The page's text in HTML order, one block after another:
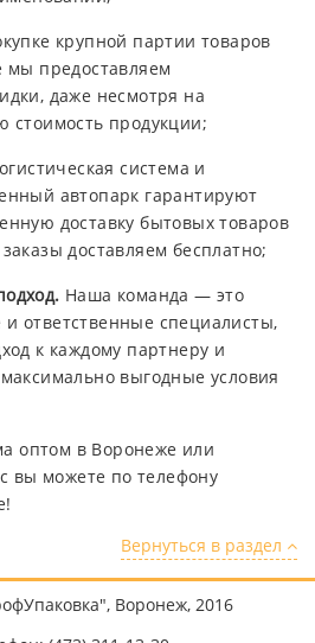
крупной партии товаров
мы предоставляем
даже несмотря на
стоимость продукции;
система и
автопарк гарантируют
доставку бытовых товаров
доставляем бесплатно;
Наша команда — это
ответственные специалисты,
к каждому партнеру и
выгодные условия
оптом в Воронеже или
вы можете по телефону
Вернуться в раздел
Воронеж, 2016